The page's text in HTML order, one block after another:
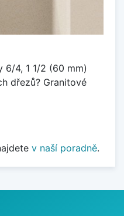
6/4, 1 1/2 (60 mm)
dřezů? Granitové
v naší poradně.